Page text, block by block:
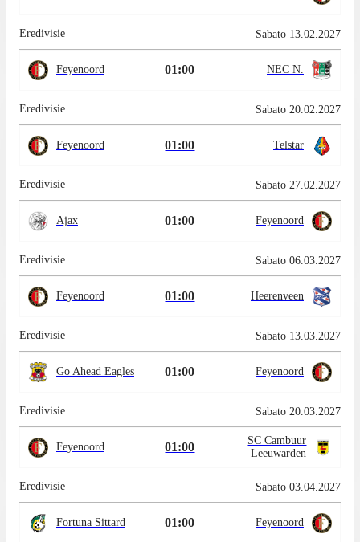
Eredivisie Sabato 13.02.2027
Feyenoord 01:00 NEC N.
Eredivisie Sabato 20.02.2027
Feyenoord 01:00 Telstar
Eredivisie Sabato 27.02.2027
Ajax 01:00 Feyenoord
Eredivisie Sabato 06.03.2027
Feyenoord 01:00 Heerenveen
Eredivisie Sabato 13.03.2027
Go Ahead Eagles 01:00 Feyenoord
Eredivisie Sabato 20.03.2027
Feyenoord 01:00
SC Cambuur
Leeuwarden
Eredivisie Sabato 03.04.2027
Fortuna Sittard 01:00 Feyenoord